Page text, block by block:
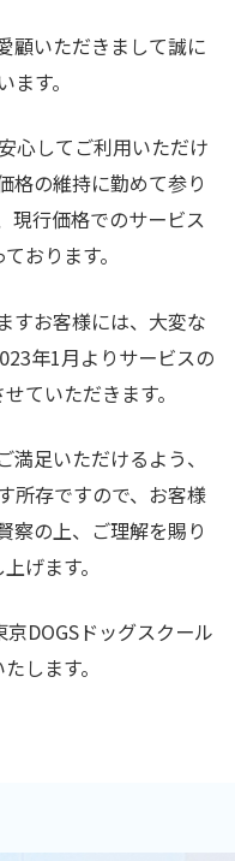
顧いただきまして誠に
す。
心してご利用いただけ
格の維持に勤めて参り
現行価格でのサービス
おります。
すお客様には、大変な
年1月よりサービスの
ていただきます。
足いただけるよう、
所存ですので、お客様
察の上、ご理解を賜り
げます。
DOGSドッグスクール
します。